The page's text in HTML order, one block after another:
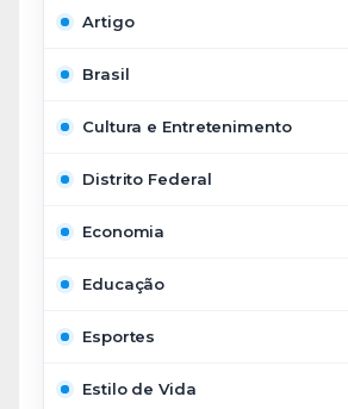
Artigo
Brasil
Cultura e Entretenimento
Distrito Federal
Economia
Educação
Esportes
Estilo de Vida